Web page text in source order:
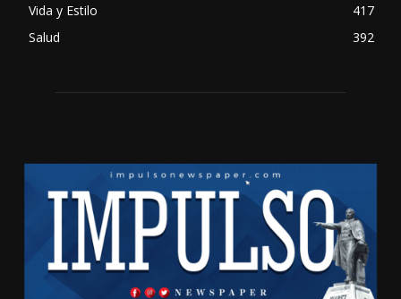
Vida y Estilo
417
Salud
392